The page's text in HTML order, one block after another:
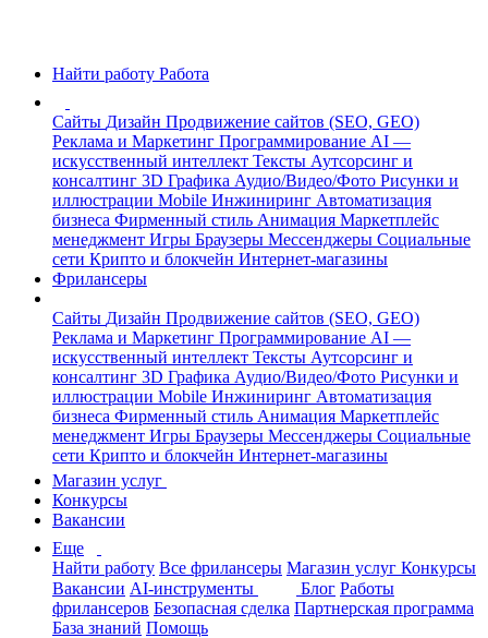
Найти работу Работа
Сайты Дизайн Продвижение сайтов (SEO, GEO)
Реклама и Маркетинг Программирование AI —
искусственный интеллект Тексты Аутсорсинг и
консалтинг 3D Графика Аудио/Видео/Фото Рисунки и
иллюстрации Mobile Инжиниринг Автоматизация
бизнеса Фирменный стиль Анимация Маркетплейс
менеджмент Игры Браузеры Мессенджеры Социальные
сети Крипто и блокчейн Интернет-магазины
Фрилансеры
Сайты Дизайн Продвижение сайтов (SEO, GEO)
Реклама и Маркетинг Программирование AI —
искусственный интеллект Тексты Аутсорсинг и
консалтинг 3D Графика Аудио/Видео/Фото Рисунки и
иллюстрации Mobile Инжиниринг Автоматизация
бизнеса Фирменный стиль Анимация Маркетплейс
менеджмент Игры Браузеры Мессенджеры Социальные
сети Крипто и блокчейн Интернет-магазины
Магазин услуг
Конкурсы
Вакансии
Еще
Найти работу Все фрилансеры Магазин услуг Конкурсы
Вакансии AI-инструменты Блог Работы
фрилансеров Безопасная сделка Партнерская программа
База знаний Помощь